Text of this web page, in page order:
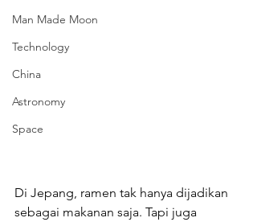
Man Made Moon
Technology
China
Astronomy
Space
Di Jepang, ramen tak hanya dijadikan
sebagai makanan saja. Tapi juga